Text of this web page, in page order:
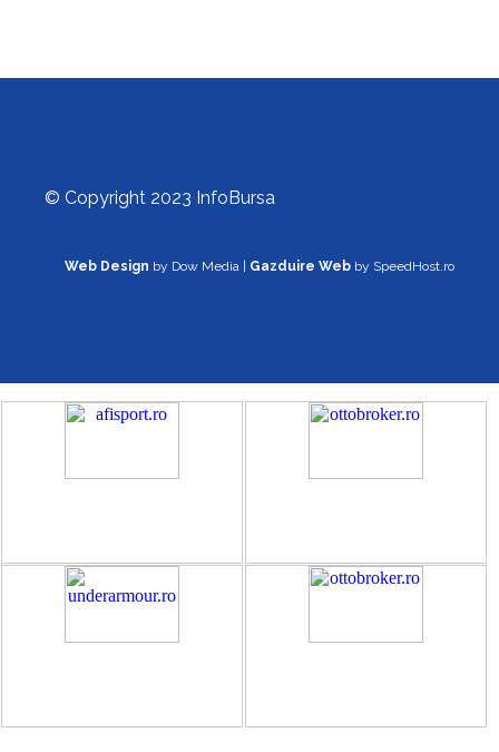
© Copyright 2023 InfoBursa
Web Design by Dow Media | Gazduire Web by SpeedHost.ro